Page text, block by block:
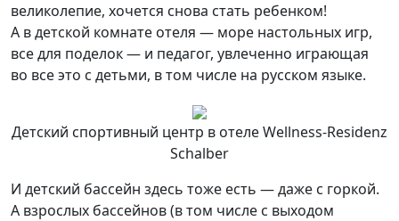
великолепие, хочется снова стать ребенком!
А в детской комнате отеля — море настольных игр,
все для поделок — и педагог, увлеченно играющая
во все это с детьми, в том числе на русском языке.
Детский спортивный центр в отеле Wellness-Residenz
Schalber
И детский бассейн здесь тоже есть — даже с горкой.
А взрослых бассейнов (в том числе с выходом